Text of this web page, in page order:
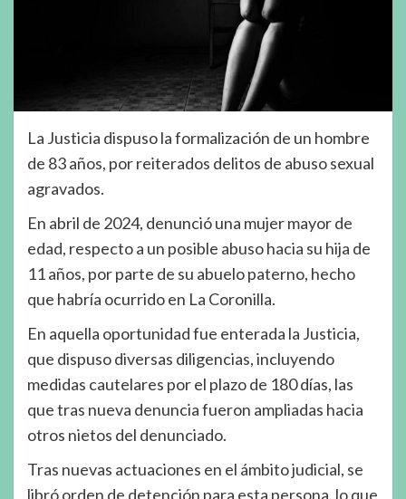
La Justicia dispuso la formalización de un hombre
de 83 años, por reiterados delitos de abuso sexual
agravados.
En abril de 2024, denunció una mujer mayor de
edad, respecto a un posible abuso hacia su hija de
11 años, por parte de su abuelo paterno, hecho
que habría ocurrido en La Coronilla.
En aquella oportunidad fue enterada la Justicia,
que dispuso diversas diligencias, incluyendo
medidas cautelares por el plazo de 180 días, las
que tras nueva denuncia fueron ampliadas hacia
otros nietos del denunciado.
Tras nuevas actuaciones en el ámbito judicial, se
libró orden de detención para esta persona, lo que